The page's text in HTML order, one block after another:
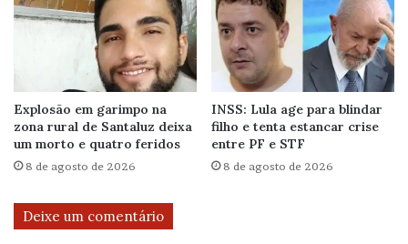
Explosão em garimpo na
zona rural de Santaluz deixa
um morto e quatro feridos
8 de agosto de 2026
INSS: Lula age para blindar
filho e tenta estancar crise
entre PF e STF
8 de agosto de 2026
Deixe um comentário